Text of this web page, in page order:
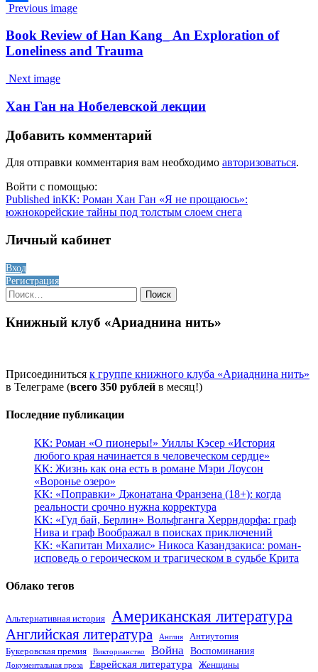
Отправить
Image
navigation
Previous image
Book Review of Han Kang_ An Exploration of
Loneliness and Trauma
Next image
Хан Ган на Нобелевской лекции
Добавить комментарий
Для отправки комментария вам необходимо авторизоваться.
Войти с помощью:
Навигация
по
записям
Published inКК: Роман Хан Ган «Я не прощаюсь»:
южнокорейские тайны под толстым слоем снега
Личный кабинет
Вход
Регистрация
Найти:
Книжный клуб «Ариаднина нить»
Присоединиться к группе книжного клуба «Ариаднина нить»
в Телеграме (всего 350 рублей в месяц!)
Последние публикации
КК: Роман «О пионеры!» Уиллы Кэсер «История
любого края начинается в человеческом сердце»
КК: Жизнь как она есть в романе Мэри Лоусон
«Воронье озеро»
КК: «Поправки» Джонатана Франзена (18+): когда
реальности срочно нужна корректура
КК: «Гуд бай, Берлин» Вольфганга Херрндорфа: граф
Нива и граф Воображал в поисках приключений
КК: «Капитан Михалис» Никоса Казандзакиса: роман-
исповедь о героическом и трагическом в судьбе Крита
Облако тегов
Альтернативная история Американская литература
Английская литература Англия
Антиутопия
Букеровская премия
Викторианство Война Воспоминания
Документальная проза Еврейская литература
Женщины